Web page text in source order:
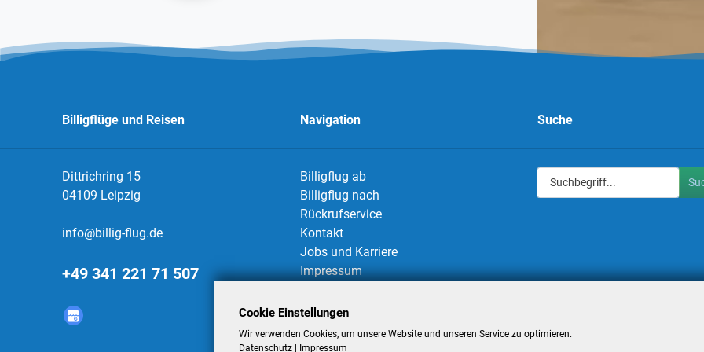
Billigflüge und Reisen
Dittrichring 15
04109 Leipzig
info@billig-flug.de
+49 341 221 71 507
Navigation
Billigflug ab
Billigflug nach
Rückrufservice
Kontakt
Jobs und Karriere
Impressum
AGBs
Datenschutzeinstellungen
Suche
Cookie Einstellungen
Wir verwenden Cookies, um unsere Website und unseren Service zu optimieren.
Datenschutz
Impressum